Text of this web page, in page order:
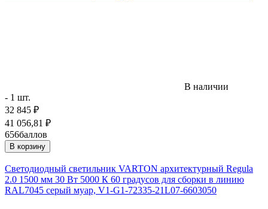
В наличии
- 1 шт.
32 845 ₽
41 056,81 ₽
656баллов
В корзину
Светодиодный светильник VARTON архитектурный Regula
2.0 1500 мм 30 Вт 5000 К 60 градусов для сборки в линию
RAL7045 серый муар, V1-G1-72335-21L07-6603050